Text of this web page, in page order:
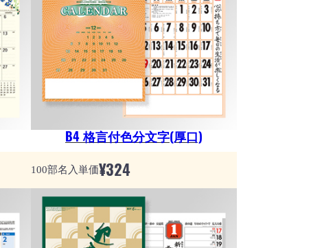
B4 格言付色分文字(厚口)
100部名入単価¥324